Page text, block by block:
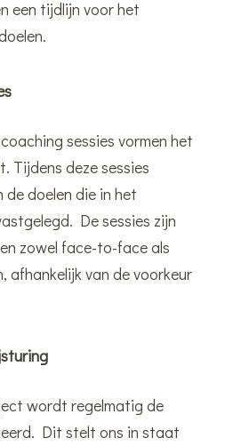
een tijdlijn voor het
sessies vormen het
Tijdens deze sessies
doelen die in het
De sessies zijn
zowel face-to-face als
afhankelijk van de voorkeur
wordt regelmatig de
Dit stelt ons in staat